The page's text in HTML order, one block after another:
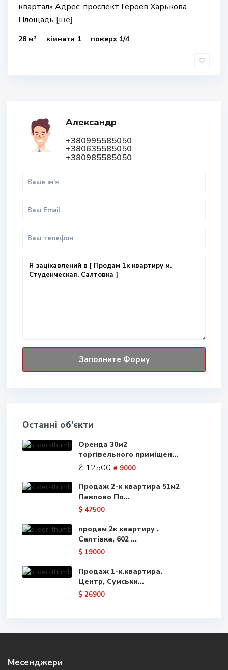
квартал» Адрес: проспект Героев Харькова
Площадь [ще]
28 м² кімнати 1 поверх 1/4
Александр
+380995585050
+380635585050
+380985585050
Останні об’єкти
Оренда 30м2
торгівельного приміщен...
₴ 12500 ₴ 9000
Продаж 2-к квартира 51м2
Павлово По...
$ 47500
продам 2к квартиру ,
Салтівка, 602 ...
$ 19000
Продаж 1-к.квартира.
Центр, Сумськи...
$ 26900
Месенджери